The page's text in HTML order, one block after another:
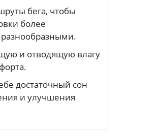
бега, чтобы
более
и отводящую влагу
достаточный сон
и улучшения